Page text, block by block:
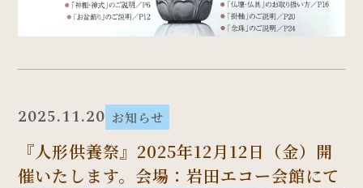
2025.11.20 お知らせ
『人形供養祭』2025年12月12日（金）開
催いたします。会場：岩田エコー会館にて